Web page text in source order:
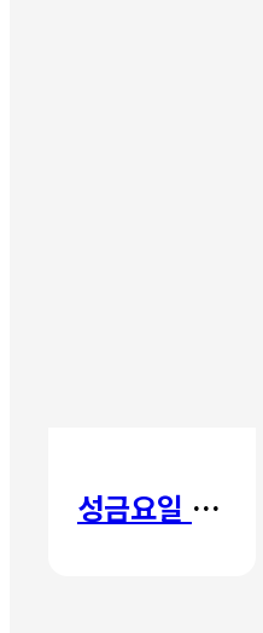
성금요일 칸타타